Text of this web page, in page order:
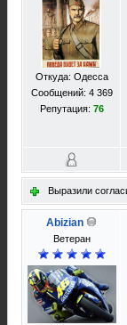
Откуда: Одесса
Сообщений: 4 369
Репутация: 76
Выразили
Abizian
Ветеран